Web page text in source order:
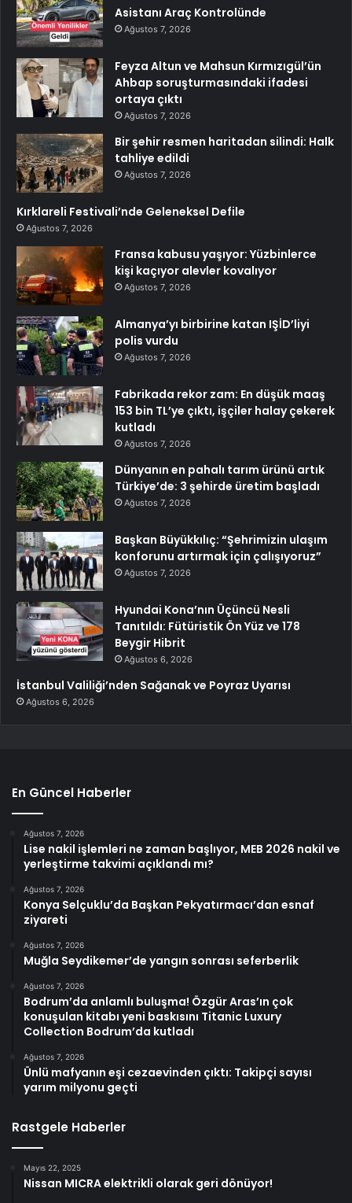
Asistanı Araç Kontrolünde
Ağustos 7, 2026
Feyza Altun ve Mahsun Kırmızıgül’ün
Ahbap soruşturmasındaki ifadesi
ortaya çıktı
Ağustos 7, 2026
Bir şehir resmen haritadan silindi: Halk
tahliye edildi
Ağustos 7, 2026
Kırklareli Festivali’nde Geleneksel Defile
Ağustos 7, 2026
Fransa kabusu yaşıyor: Yüzbinlerce
kişi kaçıyor alevler kovalıyor
Ağustos 7, 2026
Almanya’yı birbirine katan IŞİD’liyi
polis vurdu
Ağustos 7, 2026
Fabrikada rekor zam: En düşük maaş
153 bin TL’ye çıktı, işçiler halay çekerek
kutladı
Ağustos 7, 2026
Dünyanın en pahalı tarım ürünü artık
Türkiye’de: 3 şehirde üretim başladı
Ağustos 7, 2026
Başkan Büyükkılıç: “Şehrimizin ulaşım
konforunu artırmak için çalışıyoruz”
Ağustos 7, 2026
Hyundai Kona’nın Üçüncü Nesli
Tanıtıldı: Fütüristik Ön Yüz ve 178
Beygir Hibrit
Ağustos 6, 2026
İstanbul Valiliği’nden Sağanak ve Poyraz Uyarısı
Ağustos 6, 2026
En Güncel Haberler
Ağustos 7, 2026
Lise nakil işlemleri ne zaman başlıyor, MEB 2026 nakil ve
yerleştirme takvimi açıklandı mı?
Ağustos 7, 2026
Konya Selçuklu’da Başkan Pekyatırmacı’dan esnaf
ziyareti
Ağustos 7, 2026
Muğla Seydikemer’de yangın sonrası seferberlik
Ağustos 7, 2026
Bodrum’da anlamlı buluşma! Özgür Aras’ın çok
konuşulan kitabı yeni baskısını Titanic Luxury
Collection Bodrum’da kutladı
Ağustos 7, 2026
Ünlü mafyanın eşi cezaevinden çıktı: Takipçi sayısı
yarım milyonu geçti
Rastgele Haberler
Mayıs 22, 2025
Nissan MICRA elektrikli olarak geri dönüyor!